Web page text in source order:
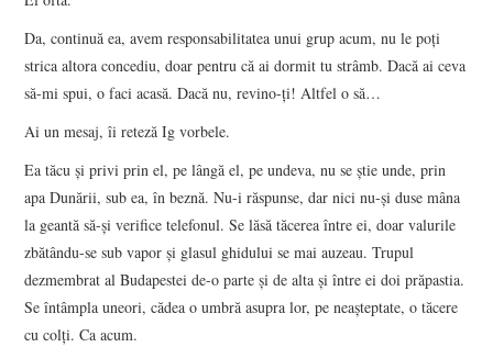
Da, continuă ea, avem responsabilitatea unui grup acum, nu le poţi
strica altora concediu, doar pentru că ai dormit tu strâmb. Dacă ai ceva
să-mi spui, o faci acasă. Dacă nu, revino-ţi! Altfel o să…
Ai un mesaj, îi reteză Ig vorbele.
Ea tăcu şi privi prin el, pe lângă el, pe undeva, nu se ştie unde, prin
apa Dunării, sub ea, în beznă. Nu-i răspunse, dar nici nu-şi duse mâna
la geantă să-şi verifice telefonul. Se lăsă tăcerea între ei, doar valurile
zbătându-se sub vapor şi glasul ghidului se mai auzeau. Trupul
dezmembrat al Budapestei de-o parte şi de alta şi între ei doi prăpastia.
Se întâmpla uneori, cădea o umbră asupra lor, pe neaşteptate, o tăcere
cu colţi. Ca acum.